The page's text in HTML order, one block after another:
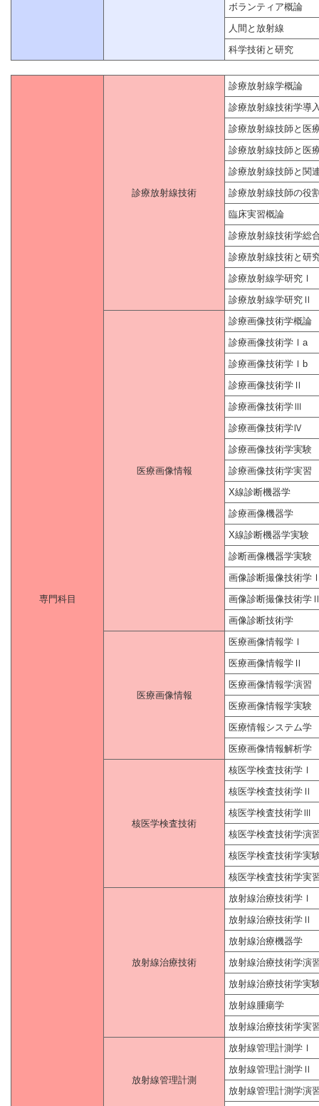
ボランティア概論
人間と放射線
科学技術と研究
専門科目
診療放射線技術
診療放射線学概論
診療放射線技術学導
診療放射線技師と医
診療放射線技師と医
診療放射線技師と関
診療放射線技師の役
臨床実習概論
診療放射線技術学総
診療放射線技術と研
診療放射線学研究Ⅰ
診療放射線学研究Ⅱ
医療画像情報
診療画像技術学概論
診療画像技術学Ⅰa
診療画像技術学Ⅰb
診療画像技術学Ⅱ
診療画像技術学Ⅲ
診療画像技術学Ⅳ
診療画像技術学実験
診療画像技術学実習
X線診断機器学
診療画像機器学
X線診断機器学実験
診断画像機器学実験
画像診断撮像技術学
画像診断撮像技術学
画像診断技術学
医療画像情報
医療画像情報学Ⅰ
医療画像情報学Ⅱ
医療画像情報学演習
医療画像情報学実験
医療情報システム学
医療画像情報解析学
核医学検査技術
核医学検査技術学Ⅰ
核医学検査技術学Ⅱ
核医学検査技術学Ⅲ
核医学検査技術学演
核医学検査技術学実
核医学検査技術学実
放射線治療技術
放射線治療技術学Ⅰ
放射線治療技術学Ⅱ
放射線治療機器学
放射線治療技術学演
放射線治療技術学実
放射線腫瘍学
放射線治療技術学実
放射線管理計測
放射線管理計測学Ⅰ
放射線管理計測学Ⅱ
放射線管理計測学演